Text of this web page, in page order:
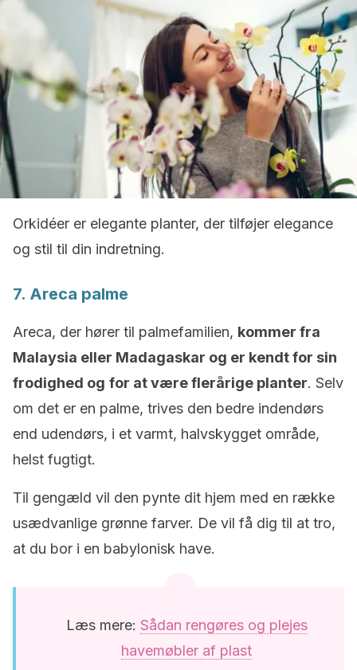
Orkidéer er elegante planter, der tilføjer elegance
og stil til din indretning.
7. Areca palme
Areca, der hører til palmefamilien, kommer fra
Malaysia eller Madagaskar og er kendt for sin
frodighed og for at være flerårige planter. Selv
om det er en palme, trives den bedre indendørs
end udendørs, i et varmt, halvskygget område,
helst fugtigt.
Til gengæld vil den pynte dit hjem med en række
usædvanlige grønne farver. De vil få dig til at tro,
at du bor i en babylonisk have.
Læs mere: Sådan rengøres og plejes
havemøbler af plast